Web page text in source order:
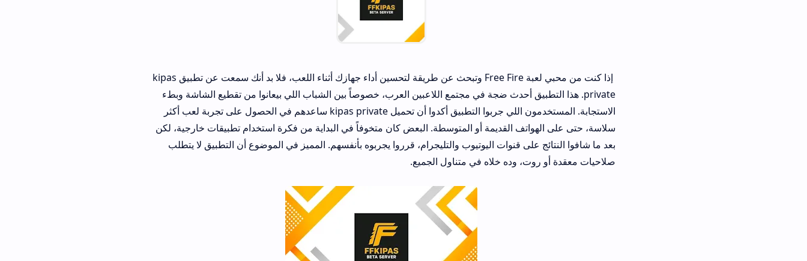
إذا كنت من محبي لعبة Free Fire وتبحث عن طريقة لتحسين أداء جهازك أثناء اللعب، فلا بد أنك سمعت عن تطبيق kipas
private. هذا التطبيق أحدث ضجة في مجتمع اللاعبين العرب، خصوصاً بين الشباب اللي بيعانوا من تقطيع الشاشة وبطء
الاستجابة. المستخدمون اللي جربوا التطبيق أكدوا أن تحميل kipas private ساعدهم في الحصول على تجربة لعب أكثر
سلاسة، حتى على الهواتف القديمة أو المتوسطة. البعض كان متخوفاً في البداية من فكرة استخدام تطبيقات خارجية، لكن
بعد ما شافوا النتائج على قنوات اليوتيوب والتليجرام، قرروا يجربوه بأنفسهم. المميز في الموضوع أن التطبيق لا يتطلب
صلاحيات معقدة أو روت، وده خلاه في متناول الجميع.